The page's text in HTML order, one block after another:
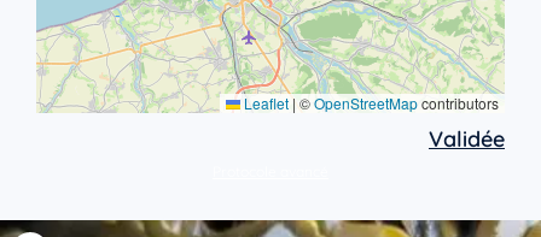
Leaflet | ©OpenStreetMapcontributors
Validée